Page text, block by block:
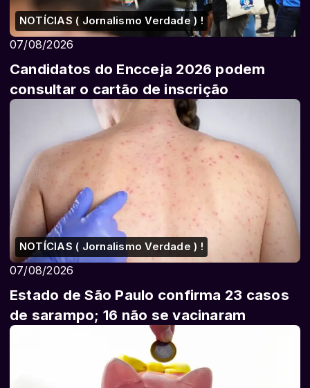
NOTÍCIAS ( Jornalismo Verdade ) !
07/08/2026
Candidatos do Encceja 2026 podem
consultar o cartão de inscrição
NOTÍCIAS ( Jornalismo Verdade ) !
07/08/2026
Estado de São Paulo confirma 23 casos
de sarampo; 16 não se vacinaram